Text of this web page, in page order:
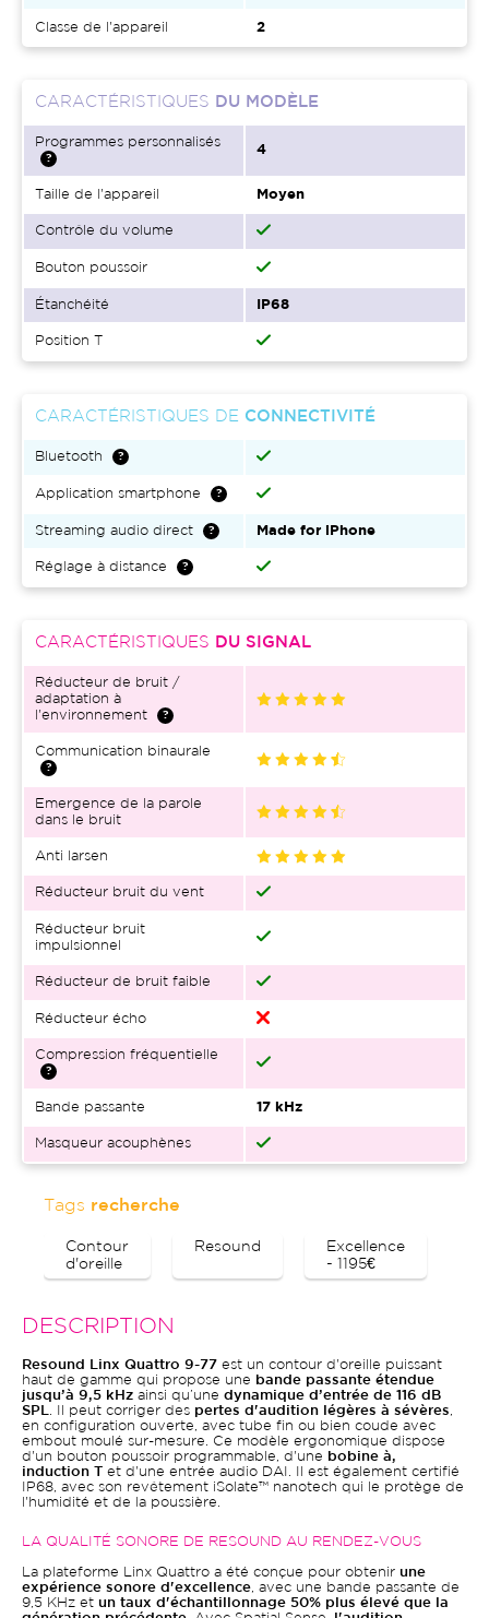
Classe de l'appareil 2
CARACTÉRISTIQUES DU MODÈLE
Programmes personnalisés
4
Taille de l'appareil Moyen
Contrôle du volume
Bouton poussoir
Étanchéité IP68
Position T
CARACTÉRISTIQUES DE CONNECTIVITÉ
Bluetooth
Application smartphone
Streaming audio direct Made for iPhone
Réglage à distance
CARACTÉRISTIQUES DU SIGNAL
Réducteur de bruit /
adaptation à
l'environnement
Communication binaurale
Emergence de la parole
dans le bruit
Anti larsen
Réducteur bruit du vent
Réducteur bruit
impulsionnel
Réducteur de bruit faible
Réducteur écho
Compression fréquentielle
Bande passante 17 kHz
Masqueur acouphènes
Tags recherche
Contour
d'oreille
Resound
Excellence
- 1195€
DESCRIPTION
Resound Linx Quattro 9-77 est un contour d'oreille puissant
haut de gamme qui propose une
bande passante étendue
jusqu’à 9,5 kHz ainsi qu’une dynamique d’entrée de 116 dB
SPL
. Il peut corriger des pertes d'audition légères à sévères
en configuration ouverte, avec tube fin ou bien coude avec
embout moulé sur-mesure. Ce modèle ergonomique dispose
d'un bouton poussoir programmable, d'une
bobine à,
induction T
et d'une entrée audio DAI. Il est également certifié
IP68, avec son revêtement iSolate™ nanotech qui le protège de
l'humidité et de la poussière.
LA QUALITÉ SONORE DE RESOUND AU RENDEZ-VOUS
La plateforme Linx Quattro a été conçue pour obtenir une
expérience sonore d'excellence , avec une bande passante de
9,5 KHz et un taux d'échantillonnage 50% plus élevé que la